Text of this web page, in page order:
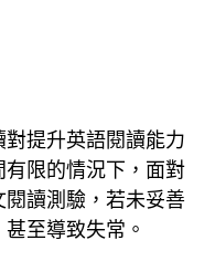
提升英語閱讀能力
限的情況下，面對
讀測驗，若未妥善
至導致失常。